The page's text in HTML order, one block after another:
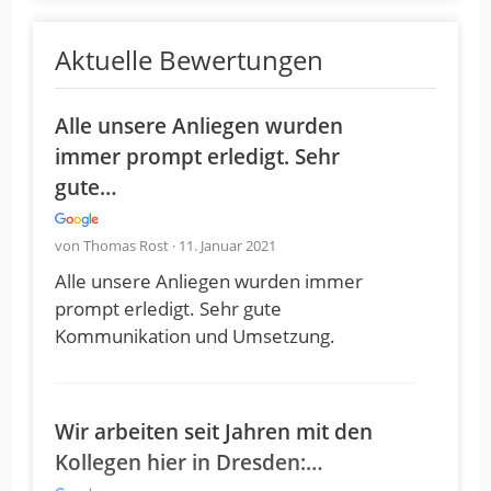
Aktuelle Bewertungen
Alle unsere Anliegen wurden
immer prompt erledigt. Sehr
gute…
von Thomas Rost · 11. Januar 2021
Alle unsere Anliegen wurden immer
prompt erledigt. Sehr gute
Kommunikation und Umsetzung.
Wir arbeiten seit Jahren mit den
Kollegen hier in Dresden:…